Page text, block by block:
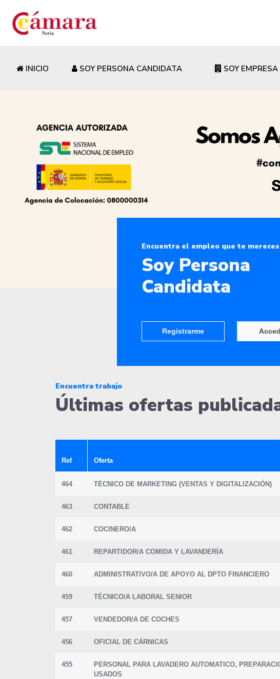
INICIO SOY PERSONA CANDIDATA SOY EMPRESA
Encuentra el empleo que te mereces
Soy Persona
Candidata
Registrarme
Encuentra trabajo
Últimas ofertas
Ref Oferta
464 TÉCNICO DE MARKETING (VENTAS Y DIGITALIZACIÓN)
463 CONTABLE
462 COCINERO/A
461 REPARTIDOR/A COMIDA Y LAVANDERÍA
460 ADMINISTRATIVO/A DE APOYO AL DPTO FINANCIERO
459 TÉCNICO/A LABORAL SENIOR
457 VENDEDOR/A DE COCHES
456 OFICIAL DE CÁRNICAS
455
PERSONAL PARA LAVADERO AUTOMATICO,
USADOS